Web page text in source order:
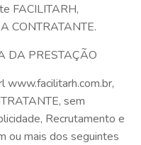
FACILITARH,
CONTRATANTE.
DA PRESTAÇÃO
www.facilitarh.com.br,
sem
Recrutamento e
ou mais dos seguintes